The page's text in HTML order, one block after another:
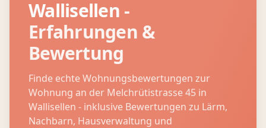
Wallisellen -
Erfahrungen &
Bewertung
Finde echte Wohnungsbewertungen zur
Wohnung an der Melchrütistrasse 45 in
Wallisellen - inklusive Bewertungen zu Lärm,
Nachbarn, Hausverwaltung und